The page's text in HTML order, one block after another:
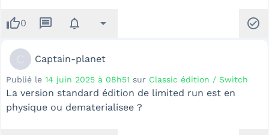
thumb_up0 message notifications arrow_drop_down check_circle
Captain-planet
Publié le 14 juin 2025 à 08h51 sur Classic édition / Switch
La version standard édition de limited run est en
physique ou dematerialisee ?